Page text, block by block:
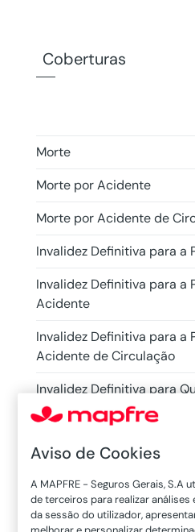
Coberturas
Morte
Morte por Acidente
Morte por Acidente de
Invalidez Definitiva para a
Invalidez Definitiva para a
Acidente
Invalidez Definitiva para a
Acidente de Circulação
Invalidez Definitiva para
Profissão
Profissão por Acidente
Invalidez Absoluta e
Invalidez Absoluta e
Aviso de Cookies
A MAPFRE - Seguros Gerais, S.A
de terceiros para realizar
da sessão do utilizador,